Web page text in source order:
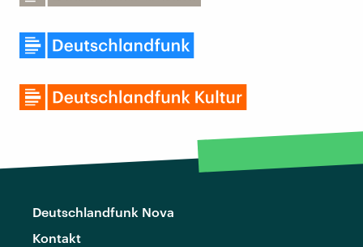
Deutschlandfunk Nova
Kontakt